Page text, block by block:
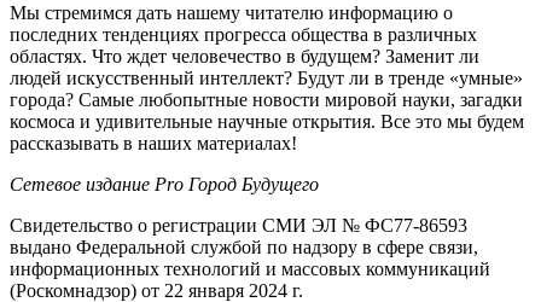
Мы стремимся дать нашему читателю информацию о
последних тенденциях прогресса общества в различных
областях. Что ждет человечество в будущем? Заменит ли
людей искусственный интеллект? Будут ли в тренде «умные»
города? Самые любопытные новости мировой науки, загадки
космоса и удивительные научные открытия. Все это мы будем
рассказывать в наших материалах!
Сетевое издание Рrо Город Будущего
Свидетельство о регистрации СМИ ЭЛ № ФС77-86593
выдано Федеральной службой по надзору в сфере связи,
информационных технологий и массовых коммуникаций
(Роскомнадзор) от 22 января 2024 г.